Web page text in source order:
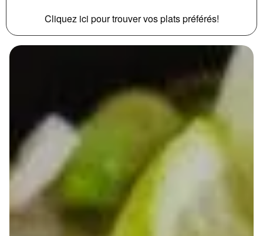
Cliquez ici pour trouver vos plats préférés!